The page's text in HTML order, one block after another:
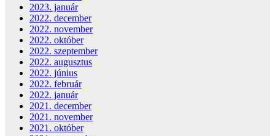
2023. január
2022. december
2022. november
2022. október
2022. szeptember
2022. augusztus
2022. június
2022. február
2022. január
2021. december
2021. november
2021. október